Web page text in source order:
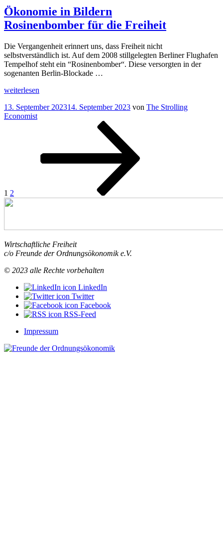
Winter
kommt
bestimmt“
Ökonomie in Bildern
Rosinenbomber für die Freiheit
Die Vergangenheit erinnert uns, dass Freiheit nicht
selbstverständlich ist. Auf dem 2008 stillgelegten Berliner Flughafen
Tempelhof steht ein “Rosinenbomber“. Diese versorgten in der
sogenanten Berlin-Blockade …
„Ökonomie
Bildern
Rosinenbomber
weiterlesen
Veröffentlicht
am
13. September 202314. September 2023 von The Strolling
Economist
Seitennummerierung
Beiträge
1 2
Wirtschaftliche Freiheit
c/o Freunde der Ordnungsökonomik e.V.
© 2023 alle Rechte vorbehalten
LinkedIn
Twitter
Facebook
RSS-Feed
Impressum